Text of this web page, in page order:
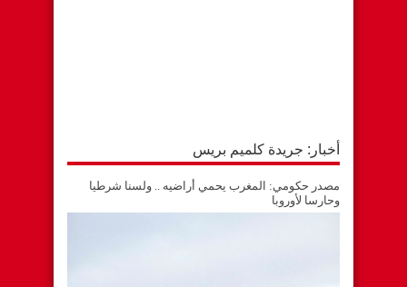
أخبار: جريدة كلميم بريس
مصدر حكومي: المغرب يحمي أراضيه .. ولسنا شرطيا
وحارسا لأوروبا